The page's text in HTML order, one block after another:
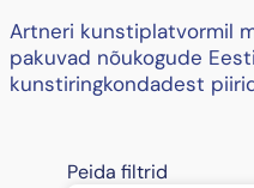
Artneri kunstiplatvormil
pakuvad nõukogude
kunstiringkondadest
Peida filtrid